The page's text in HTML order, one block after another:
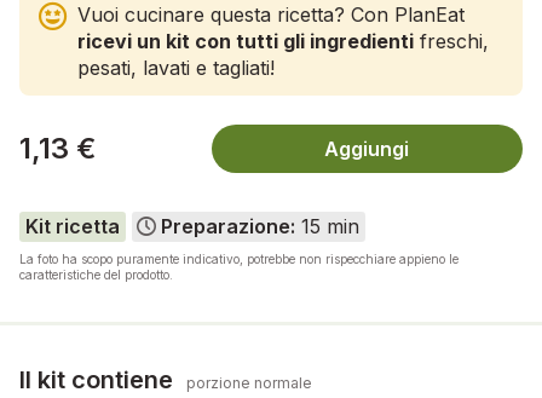
Vuoi cucinare questa ricetta? Con PlanEat
ricevi un kit con tutti gli ingredienti freschi,
pesati, lavati e tagliati!
1,13 € Aggiungi
Kit ricetta Preparazione: 15 min
La foto ha scopo puramente indicativo, potrebbe non rispecchiare appieno le
caratteristiche del prodotto.
Il kit contiene porzione normale